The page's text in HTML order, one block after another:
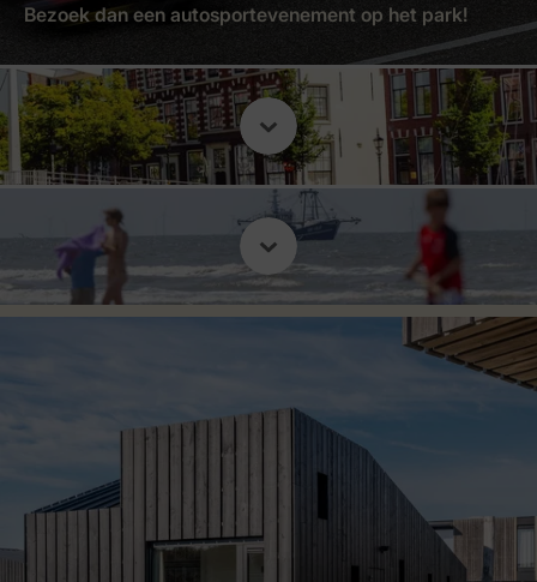
Bezoek dan een autosportevenement op het park!